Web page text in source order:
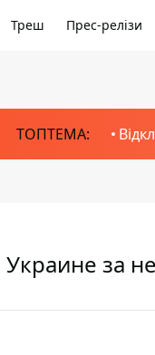
Треш Прес-релізи
ТОПТЕМА:
за